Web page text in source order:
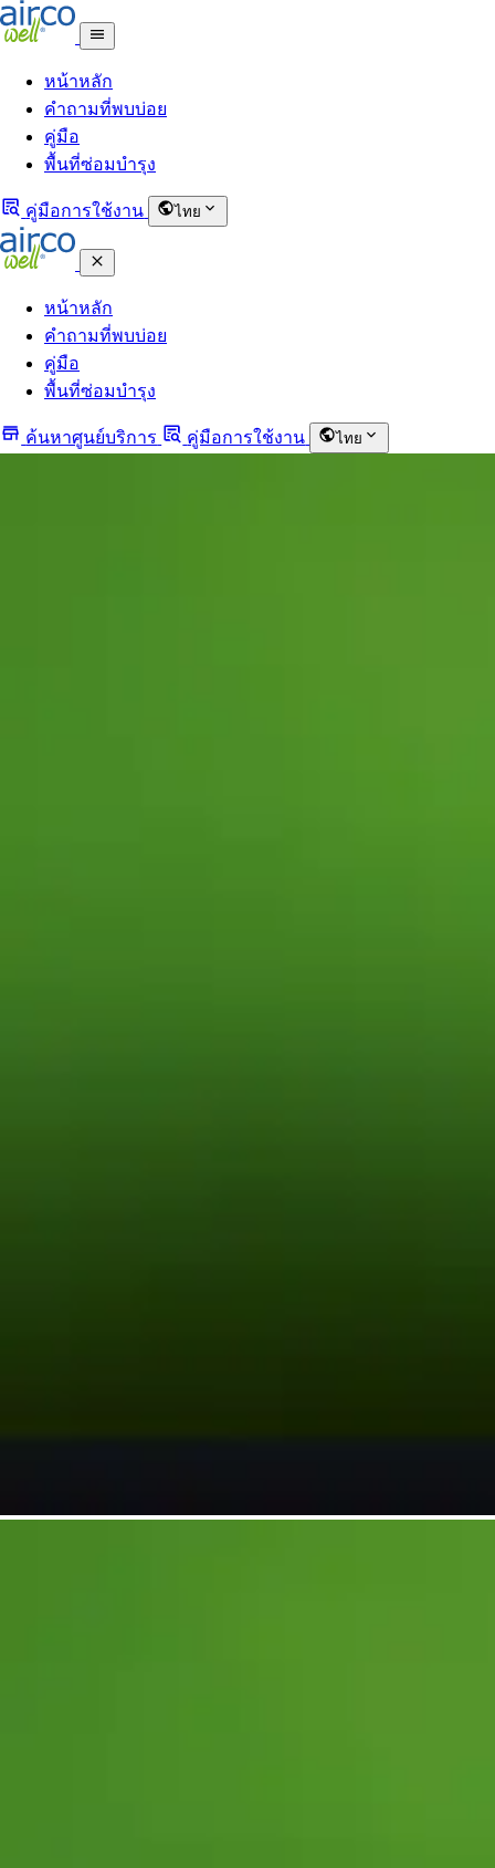
หน้าหลัก
คำถามที่พบบ่อย
คู่มือ
พื้นที่ซ่อมบำรุง
คู่มือการใช้งาน ไทย
หน้าหลัก
คำถามที่พบบ่อย
คู่มือ
พื้นที่ซ่อมบำรุง
ค้นหาศูนย์บริการ คู่มือการใช้งาน ไทย